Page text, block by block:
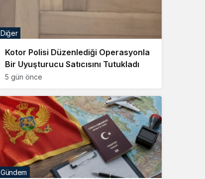
Kotor Polisi Düzenlediği Operasyonla
Bir Uyuşturucu Satıcısını Tutukladı
5 gün önce
Diğer
Gündem